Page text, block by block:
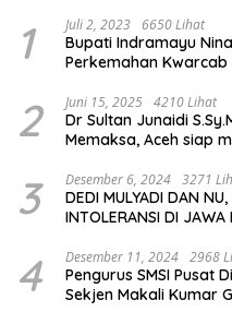
1 Juli 2, 2023 6650 Lihat
Bupati Indramayu
Perkemahan
2 Juni 15, 2025 4210 Lihat
Dr Sultan Junaidi
Memaksa, Aceh siap
3 Desember 6, 2024 3271
DEDI MULYADI DAN
INTOLERANSI DI JAWA
4 Desember 11, 2024 2968
Pengurus SMSI Pusat
Sekjen Makali Kumar